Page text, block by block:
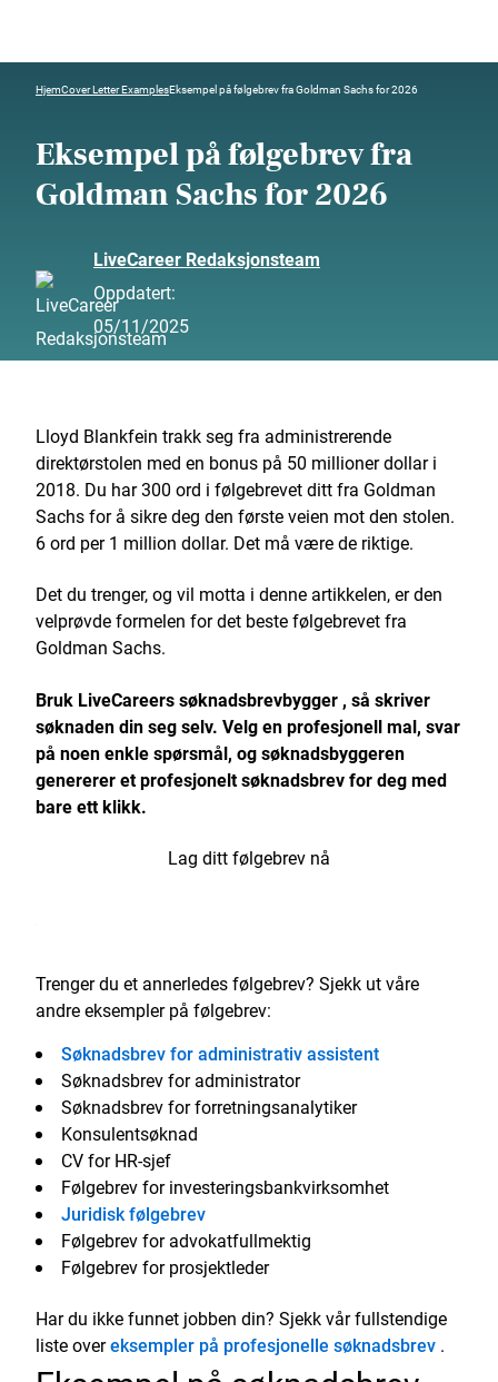
HjemCover Letter ExamplesEksempel på følgebrev fra Goldman Sachs for 2026
Eksempel på følgebrev fra
Goldman Sachs for 2026
LiveCareer Redaksjonsteam
Oppdatert:
05/11/2025
Lloyd Blankfein trakk seg fra administrerende
direktørstolen med en bonus på 50 millioner dollar i
2018. Du har 300 ord i følgebrevet ditt fra Goldman
Sachs for å sikre deg den første veien mot den stolen.
6 ord per 1 million dollar. Det må være de riktige.
Det du trenger, og vil motta i denne artikkelen, er den
velprøvde formelen for det beste følgebrevet fra
Goldman Sachs.
Bruk LiveCareers søknadsbrevbygger , så skriver
søknaden din seg selv. Velg en profesjonell mal, svar
på noen enkle spørsmål, og søknadsbyggeren
genererer et profesjonelt søknadsbrev for deg med
bare ett klikk.
Lag ditt følgebrev nå
Trenger du et annerledes følgebrev? Sjekk ut våre
andre eksempler på følgebrev:
Søknadsbrev for administrativ assistent
Søknadsbrev for administrator
Søknadsbrev for forretningsanalytiker
Konsulentsøknad
CV for HR-sjef
Følgebrev for investeringsbankvirksomhet
Juridisk følgebrev
Følgebrev for advokatfullmektig
Følgebrev for prosjektleder
Har du ikke funnet jobben din? Sjekk vår fullstendige
liste overeksempler på profesjonelle søknadsbrev .